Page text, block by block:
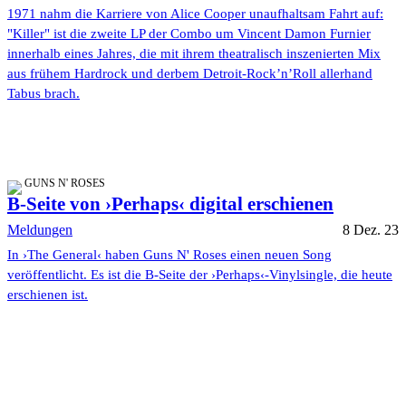
1971 nahm die Karriere von Alice Cooper unaufhaltsam Fahrt auf:
"Killer" ist die zweite LP der Combo um Vincent Damon Furnier
innerhalb eines Jahres, die mit ihrem theatralisch inszenierten Mix
aus frühem Hardrock und derbem Detroit-Rock’n’Roll allerhand
Tabus brach.
GUNS N' ROSES
B-Seite von ›Perhaps‹ digital erschienen
Meldungen 8 Dez. 23
In ›The General‹ haben Guns N' Roses einen neuen Song
veröffentlicht. Es ist die B-Seite der ›Perhaps‹-Vinylsingle, die heute
erschienen ist.